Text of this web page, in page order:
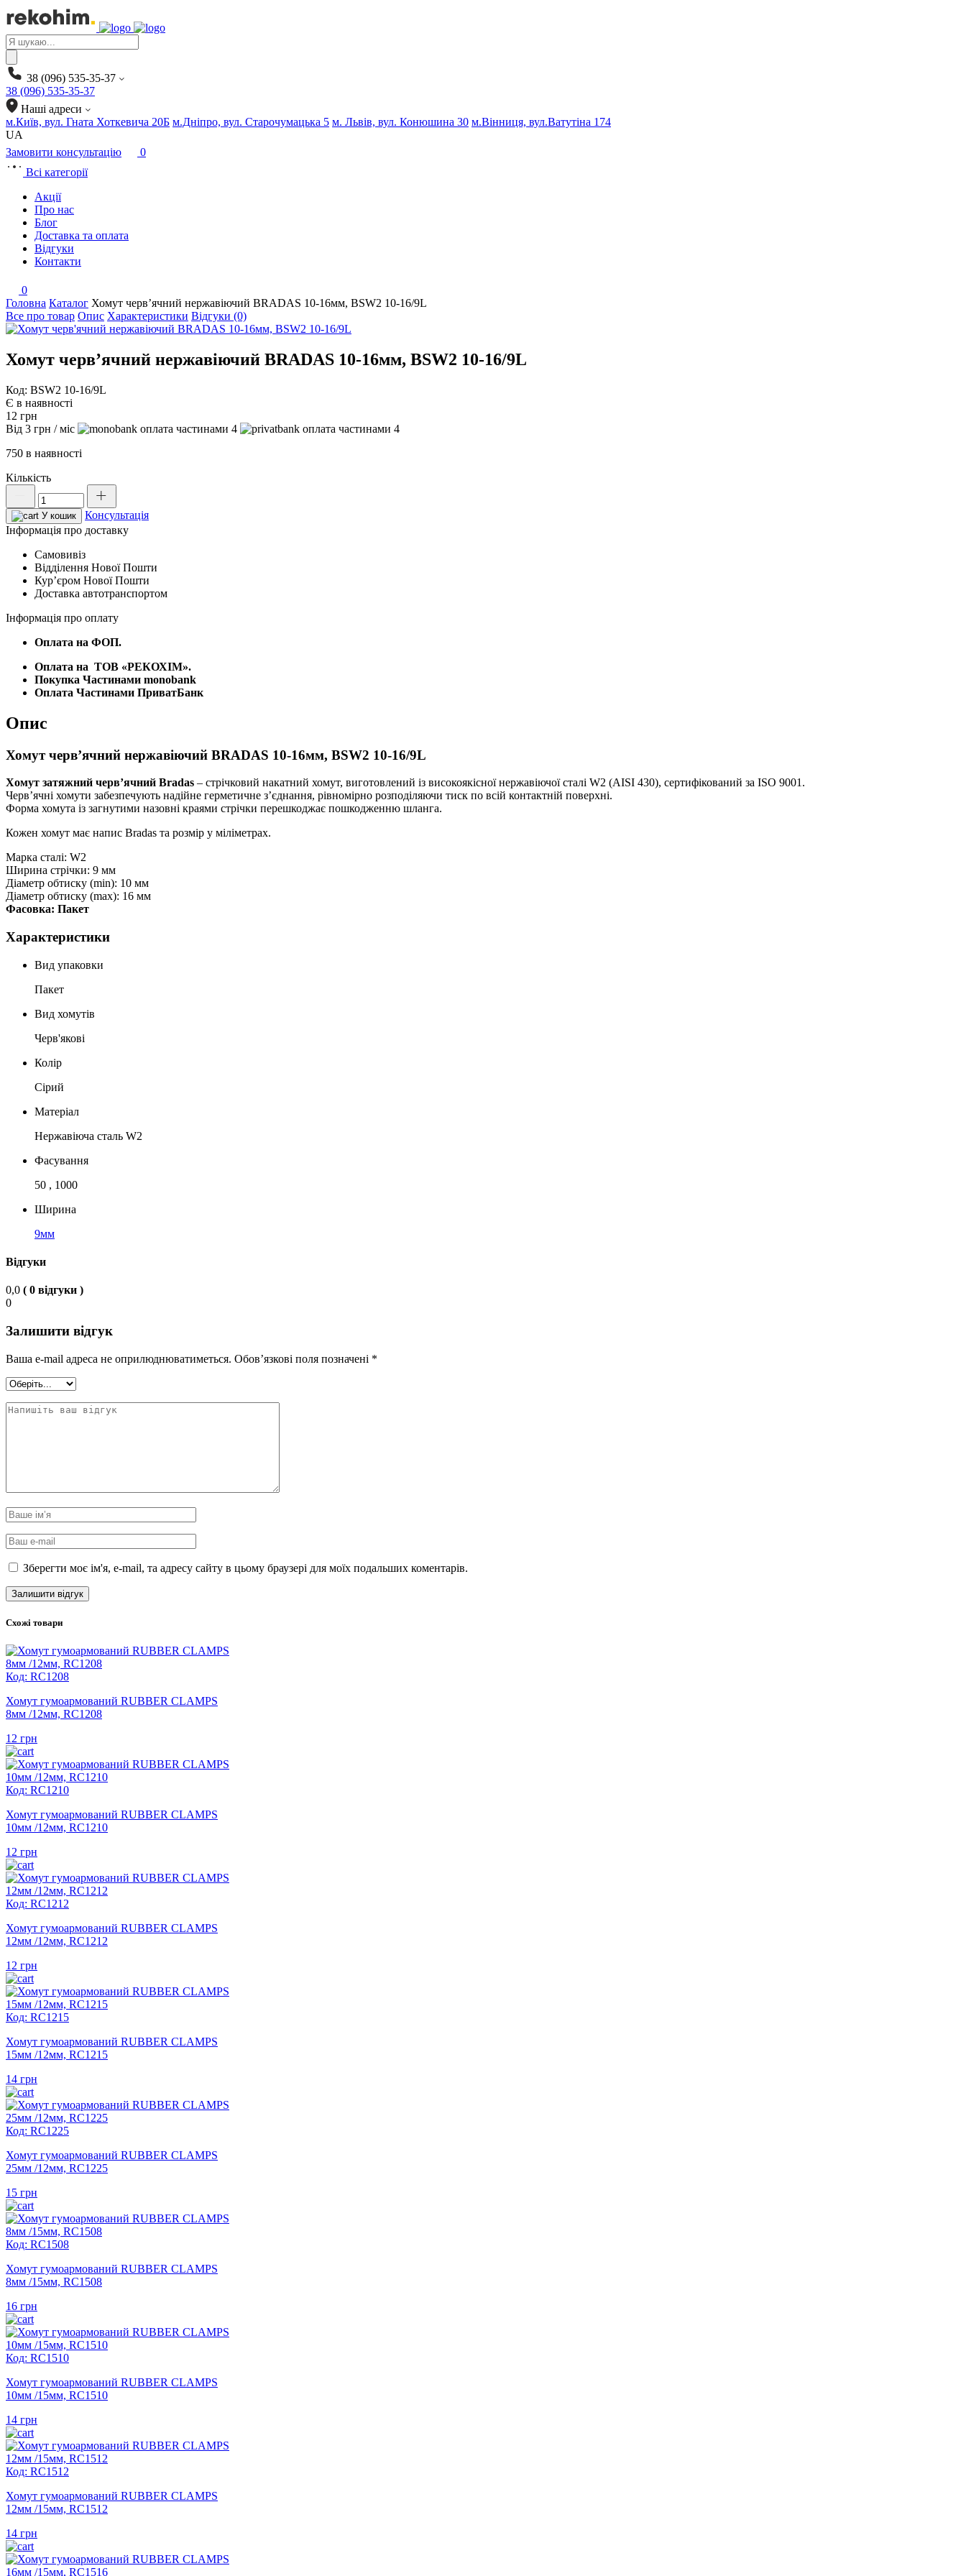
Products
search
38 (096) 535-35-37
38 (096) 535-35-37
Наші адреси
м.Київ, вул. Гната Хоткевича 20Б м.Дніпро, вул. Старочумацька 5 м. Львів, вул. Конюшина 30 м.Вінниця, вул.Ватутіна 174
UA
Замовити консультацію
0
Всі категорії
Акції
Про нас
Блог
Доставка та оплата
Відгуки
Контакти
0
Головна Каталог Хомут черв’ячний нержавіючий BRADAS 10-16мм, BSW2 10-16/9L
Все про товар Опис Характеристики Відгуки (0)
Хомут черв’ячний нержавіючий BRADAS 10-16мм, BSW2 10-16/9L
Код: BSW2 10-16/9L
Є в наявності
12 грн
Від 3 грн / міс 4
4
750 в наявності
Кількість
черв'ячний
нержавіючий
BRADAS
16мм,
BSW2
10-
16/9L
У кошик
Консультація
Інформація про доставку
Самовивіз
Відділення Нової Пошти
Курʼєром Нової Пошти
Доставка автотранспортом
Інформація про оплату
Оплата на ФОП.
Оплата на ТОВ «РЕКОХІМ».
Покупка Частинами monobank
Оплата Частинами ПриватБанк
Опис
Хомут черв’ячний нержавіючий BRADAS 10-16мм, BSW2 10-16/9L
Хомут затяжний черв’ячний Bradas – стрічковий накатний хомут, виготовлений із високоякісної нержавіючої сталі W2 (AISI 430), сертифікований за ISO 9001.
Черв’ячні хомути забезпечують надійне герметичне з’єднання, рівномірно розподіляючи тиск по всій контактній поверхні.
Форма хомута із загнутими назовні краями стрічки перешкоджає пошкодженню шланга.
Кожен хомут має напис Bradas та розмір у міліметрах.
Марка сталі: W2
Ширина стрічки: 9 мм
Діаметр обтиску (min): 10 мм
Діаметр обтиску (max): 16 мм
Фасовка: Пакет
Характеристики
Вид упаковки
Пакет
Вид хомутів
Черв'якові
Колір
Сірий
Матеріал
Нержавіюча сталь W2
Фасування
50 , 1000
Ширина
9мм
Відгуки
0,0 ( 0 відгуки )
0
Залишити відгук
Ваша e-mail адреса не оприлюднюватиметься. Обов’язкові поля позначені *
Зберегти моє ім'я, e-mail, та адресу сайту в цьому браузері для моїх подальших коментарів.
Схожі товари
Код: RC1208
Хомут гумоармований RUBBER CLAMPS
8мм /12мм, RC1208
12 грн
Код: RC1210
Хомут гумоармований RUBBER CLAMPS
10мм /12мм, RC1210
12 грн
Код: RC1212
Хомут гумоармований RUBBER CLAMPS
12мм /12мм, RC1212
12 грн
Код: RC1215
Хомут гумоармований RUBBER CLAMPS
15мм /12мм, RC1215
14 грн
Код: RC1225
Хомут гумоармований RUBBER CLAMPS
25мм /12мм, RC1225
15 грн
Код: RC1508
Хомут гумоармований RUBBER CLAMPS
8мм /15мм, RC1508
16 грн
Код: RC1510
Хомут гумоармований RUBBER CLAMPS
10мм /15мм, RC1510
14 грн
Код: RC1512
Хомут гумоармований RUBBER CLAMPS
12мм /15мм, RC1512
14 грн